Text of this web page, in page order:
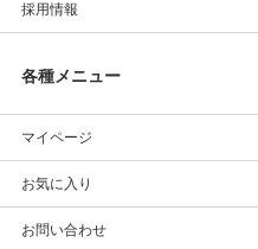
採用情報
各種メニュー
マイページ
お気に入り
お問い合わせ